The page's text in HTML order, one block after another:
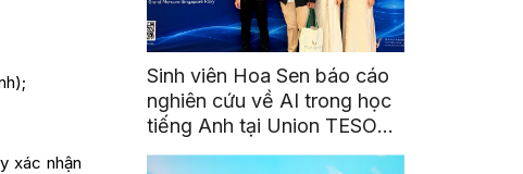
xác nhận
Sinh viên Hoa Sen báo cáo
nghiên cứu về AI trong học
tiếng Anh tại Union TESOL
2026 ở Singapore